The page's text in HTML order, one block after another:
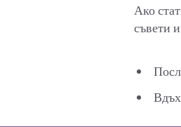
Ако
съвети